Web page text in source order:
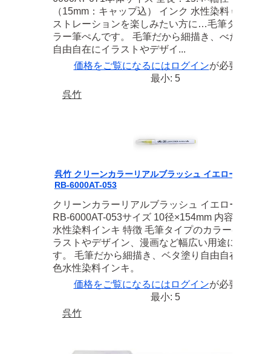
（15mm：キャップ込） インク 水性染料 特徴 イ
ストレーションを楽しみたい方に…毛筆タイプの
ラー筆ぺんです。 毛筆だから細描き、べた塗りな
自由自在にイラストやデザイ...
価格をご覧になるには ログインが必要です
最小: 5
呉竹
呉竹 クリーンカラーリアルブラッシュ イエローグリーン
RB-6000AT-053
クリーンカラーリアルブラッシュ イエローグリー
RB-6000AT-053サイズ 10径×154mm 内容 筆タイ
水性染料インキ 特徴 毛筆タイプのカラーペン。
ラストやデザイン、漫画など幅広い用途に使えま
す。 毛筆だから細描き、ベタ塗り自由自在！ 全48
色水性染料インキ。
価格をご覧になるには ログインが必要です
最小: 5
呉竹